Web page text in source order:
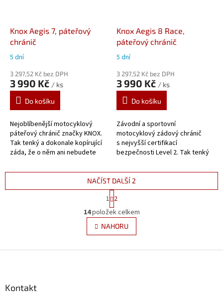
Knox Aegis 7, páteřový
chránič
5 dní
3 297,52 Kč bez DPH
3 990 Kč / ks
Do košíku
Nejoblíbenější motocyklový
páteřový chránič značky KNOX.
Tak tenký a dokonale kopírující
záda, že o něm ani nebudete
pohybu. 7 lamel, pro výšku...
Knox Aegis 8 Race,
páteřový chránič
5 dní
3 297,52 Kč bez DPH
3 990 Kč / ks
Do košíku
Závodní a sportovní
motocyklový zádový chránič
s nejvyšší certifikací
bezpečnosti Level 2. Tak tenký
o něm ani nebudete vědět....
O
v
l
á
NAČÍST DALŠÍ 2
t
r
á
n
k
v
1 2
14položek celkem
NAHORU
Kontakt